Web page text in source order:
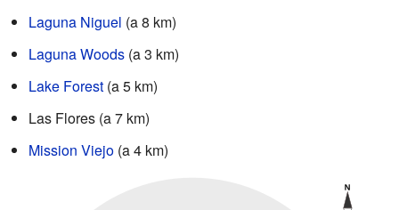
Laguna Niguel (a 8 km)
Laguna Woods (a 3 km)
Lake Forest (a 5 km)
Las Flores (a 7 km)
Mission Viejo (a 4 km)